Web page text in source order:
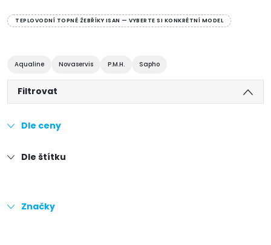
TEPLOVODNÍ TOPNÉ ŽEBŘÍKY ISAN — VYBERTE SI KONKRÉTNÍ MODEL
Aqualine Novaservis P.M.H. Sapho
Filtrovat
Dle ceny
Dle štítku
Značky